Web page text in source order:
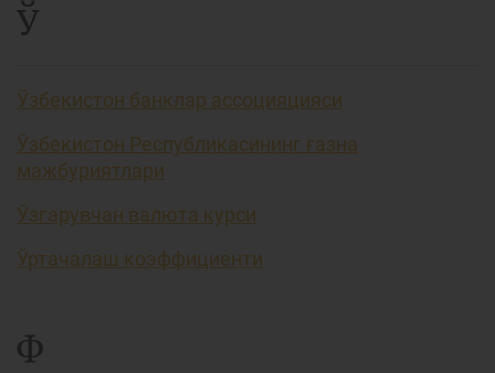
Ў
Ўзбекистон банклар ассоцияцияси
Ўзбекистон Республикасининг ғазна
мажбуриятлари
Ўзгарувчан валюта курси
Ўртачалаш коэффициенти
Ф